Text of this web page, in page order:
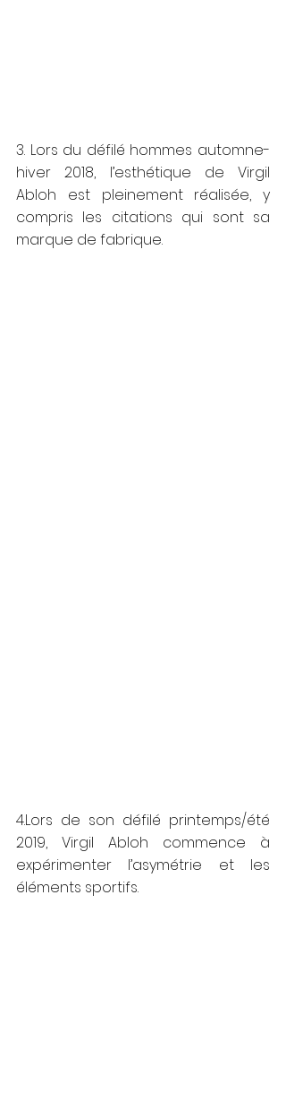
3. Lors du défilé hommes automne-
hiver 2018, l’esthétique de Virgil
Abloh est pleinement réalisée, y
compris les citations qui sont sa
marque de fabrique.
4.Lors de son défilé printemps/été
2019, Virgil Abloh commence à
expérimenter l’asymétrie et les
éléments sportifs.